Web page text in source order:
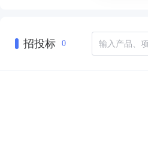
招投标 0